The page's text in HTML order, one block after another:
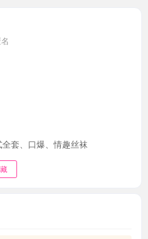
套、口爆、情趣丝袜